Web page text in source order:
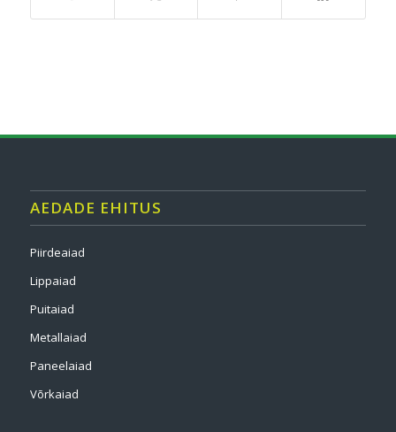
AEDADE EHITUS
Piirdeaiad
Lippaiad
Puitaiad
Metallaiad
Paneelaiad
Võrkaiad